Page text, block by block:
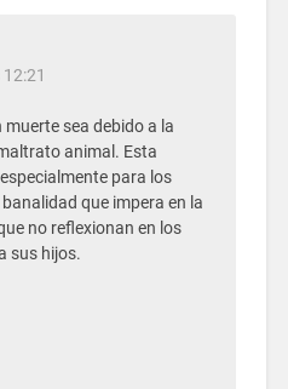
muerte sea debido a la
animal. Esta
para los
que impera en la
no reflexionan en los
sus hijos.